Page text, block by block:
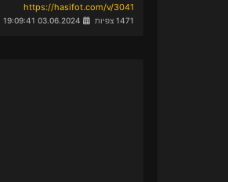
https://hasifot.com/v/3041
1471 צפיות